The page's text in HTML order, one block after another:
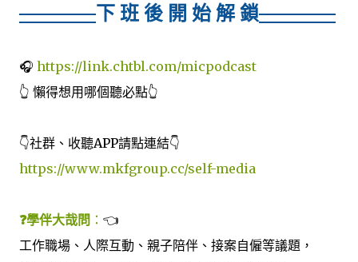
下 班 後 開 始 解 鎖
🎧 https://link.chtbl.com/micpodcast
👆 懶得想用哪個聽必點👆
👇社群、收聽APP請點連結👇
https://www.mkfgroup.cc/self-media
❓學伴大哉問 ： 👈
工作職場、人際互動、親子陪伴、接案自僱等議題，